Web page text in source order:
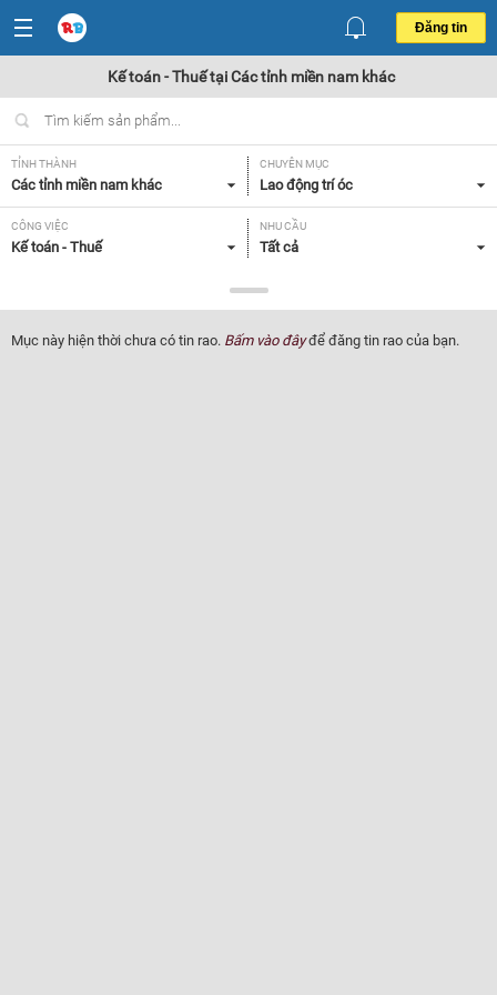
Đăng tin
Kế toán - Thuế tại Các tỉnh miền nam khác
TỈNH THÀNH
Các tỉnh miền nam khác
CHUYÊN MỤC
Lao động trí óc
CÔNG VIỆC
Kế toán - Thuế
NHU CẦU
Tất cả
Tất cả
Mục này hiện thời chưa có tin rao. Bấm vào đâyđể đăng tin rao của bạn.